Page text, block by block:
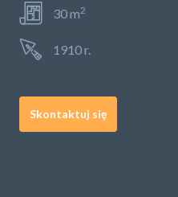
30 m2
1910 r.
Skontaktuj się